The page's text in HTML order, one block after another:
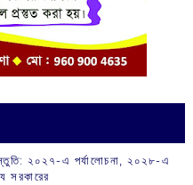
২০২৭-এ পর্যালোচনা, ২০২৮-এ
সরকারের